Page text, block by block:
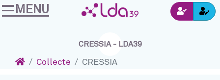
Accéder au contenu
Connexion
MENU
CRESSIA - LDA39
AccueilCollecte CRESSIA